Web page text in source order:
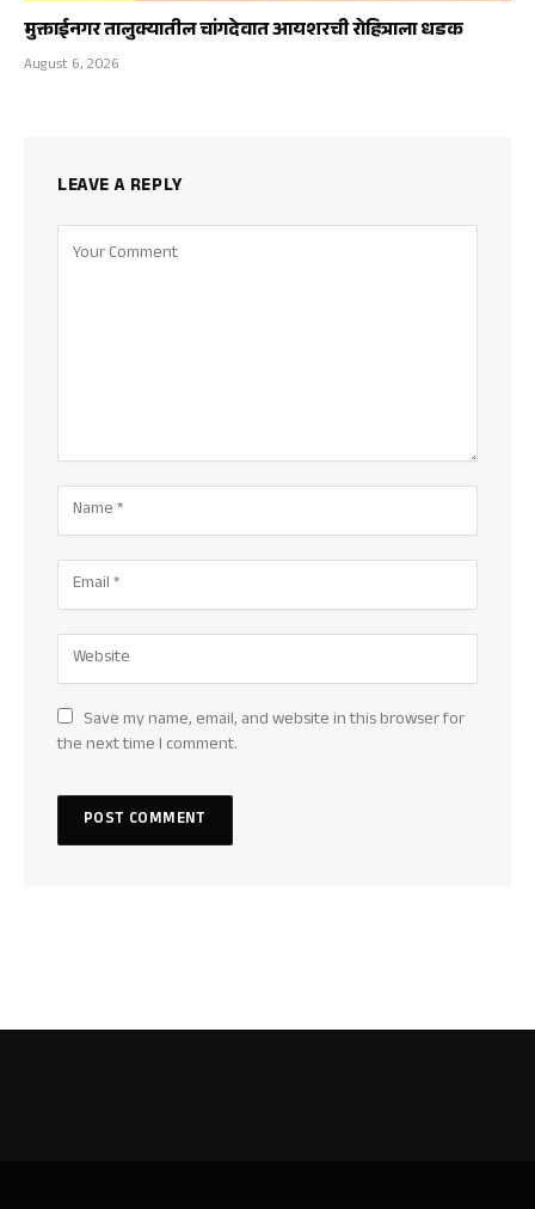
मुक्ताईनगर तालुक्यातील चांगदेवात आयशरची रोहित्राला धडक
August 6, 2026
LEAVE A REPLY
Save my name, email, and website in this browser for
the next time I comment.